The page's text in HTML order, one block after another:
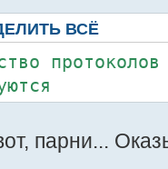
ВСЁ
парни...